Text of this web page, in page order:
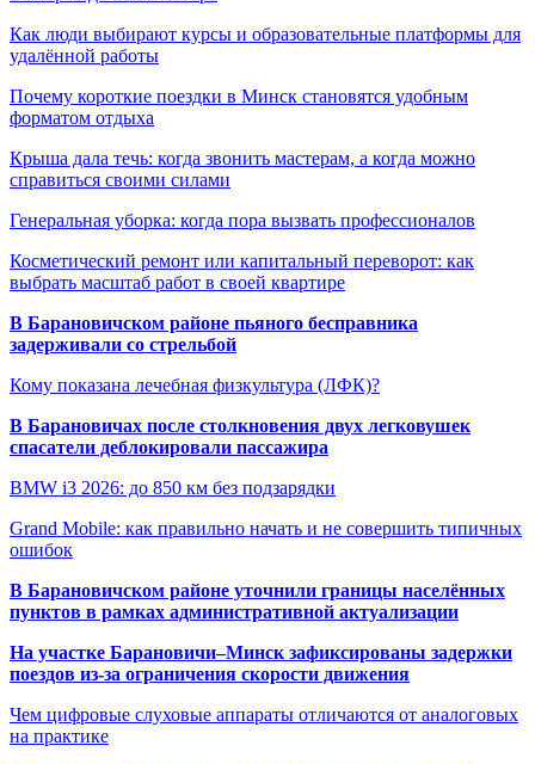
Как люди выбирают курсы и образовательные платформы для
удалённой работы
Почему короткие поездки в Минск становятся удобным
форматом отдыха
Крыша дала течь: когда звонить мастерам, а когда можно
справиться своими силами
Генеральная уборка: когда пора вызвать профессионалов
Косметический ремонт или капитальный переворот: как
выбрать масштаб работ в своей квартире
В Барановичском районе пьяного бесправника
задерживали со стрельбой
Кому показана лечебная физкультура (ЛФК)?
В Барановичах после столкновения двух легковушек
спасатели деблокировали пассажира
BMW i3 2026: до 850 км без подзарядки
Grand Mobile: как правильно начать и не совершить типичных
ошибок
В Барановичском районе уточнили границы населённых
пунктов в рамках административной актуализации
На участке Барановичи–Минск зафиксированы задержки
поездов из-за ограничения скорости движения
Чем цифровые слуховые аппараты отличаются от аналоговых
на практике